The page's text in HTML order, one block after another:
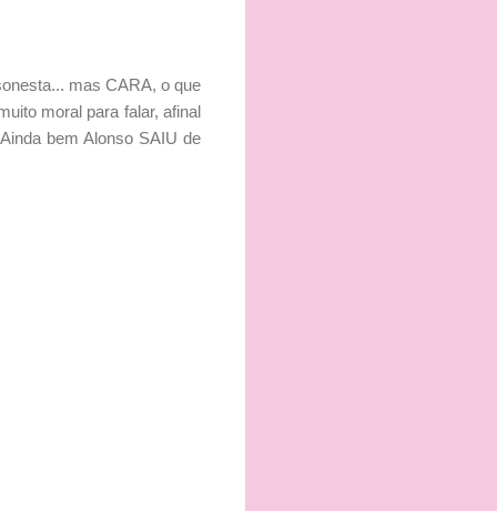
mas CARA, o que
moral para falar, afinal
bem Alonso SAIU de